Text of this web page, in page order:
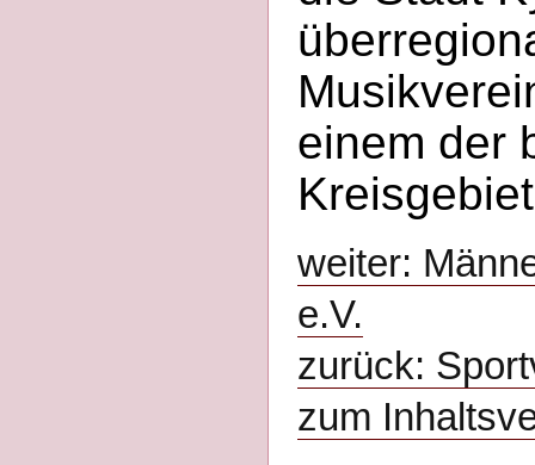
einem der
weiter:
e.V.
zurück:
zum